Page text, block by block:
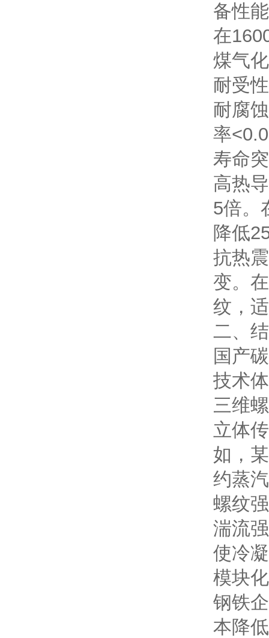
备性
在
煤气
耐受
耐腐
率
寿命
高热
5倍。
降低
抗热
变。
纹，
二、
国产
技术
三维
立体
如，
约蒸
螺纹
湍流
使冷
模块
钢铁
本降